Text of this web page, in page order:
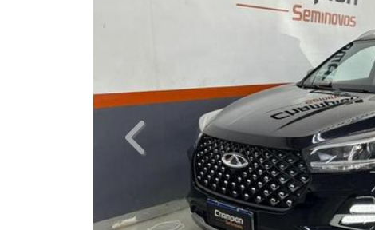
Previous